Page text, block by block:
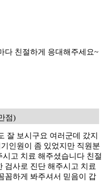
다 친절하게 응대해주세요~
점)
잘 보시구요 여러군데 갔지
인원이 좀 있었지만 직원분
고 치료 해주셨습니다 친절
검사로 진단 해주시고 치료
꼼하게 봐주셔서 믿음이 갑